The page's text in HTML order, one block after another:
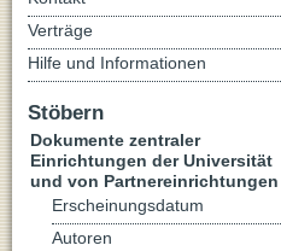
Verträge
Hilfe und Informationen
Stöbern
Dokumente zentraler
Einrichtungen der Universität
und von Partnereinrichtungen
Erscheinungsdatum
Autoren